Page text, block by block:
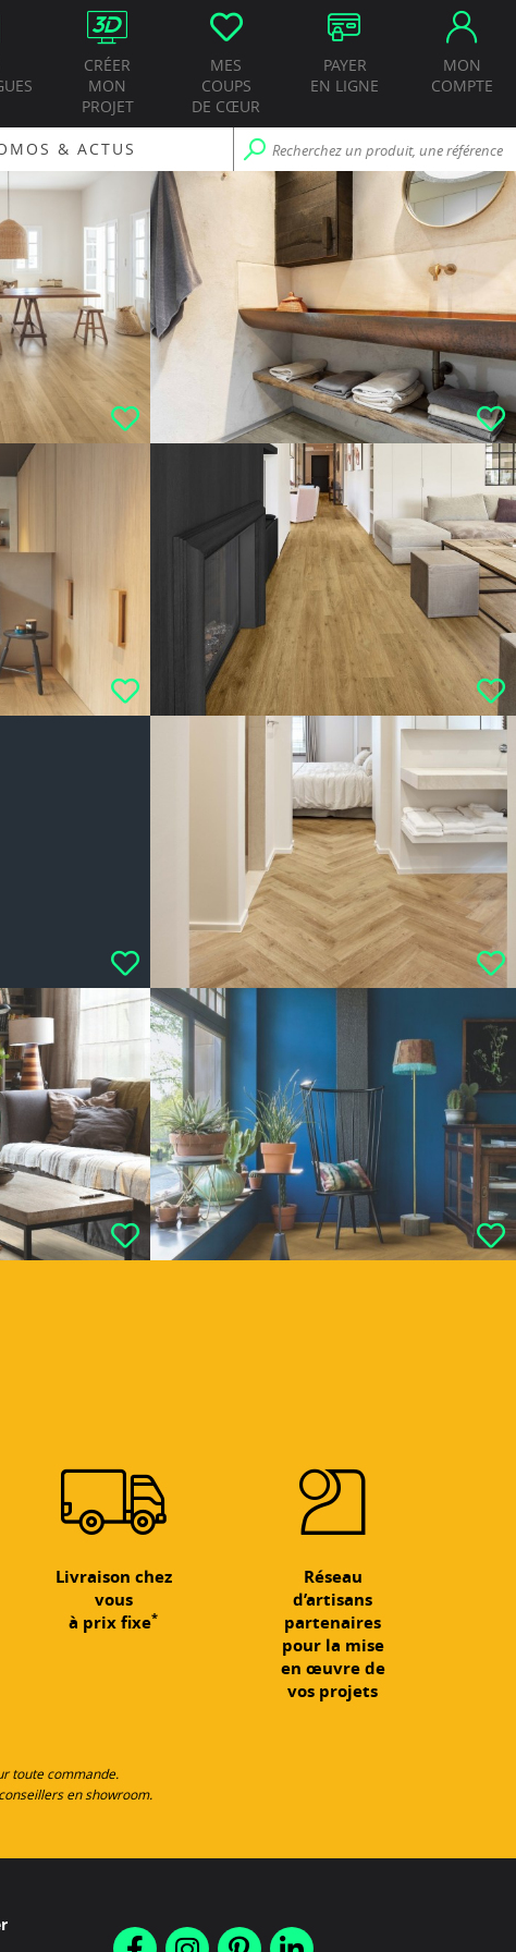
CRÉER
MON
PROJET
MES
COUPS
DE CŒUR
PAYER
EN LIGNE
MON
COMPTE
& ACTUS
Livraison chez
vous
à prix fixe*
Réseau
d’artisans
partenaires
pour la mise
en œuvre de
vos projets
toute commande.
en showroom.